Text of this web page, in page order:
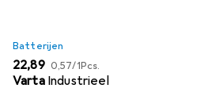
Batterijen
EUR
22,89 EUR
0,57/1Pcs.
Varta Industrieel